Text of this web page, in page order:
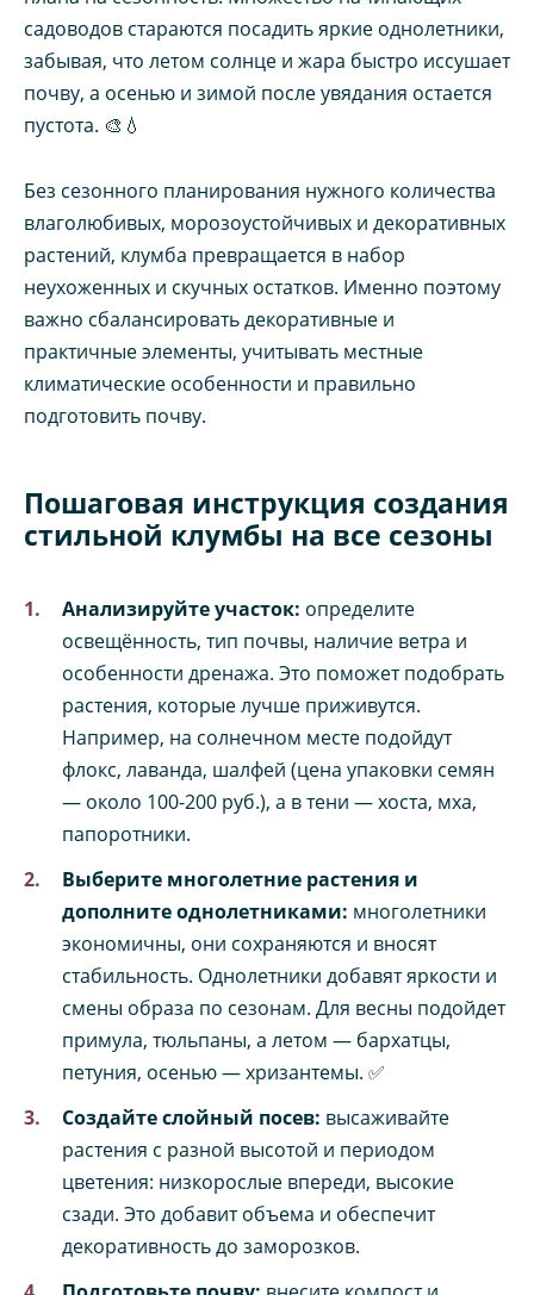
садоводов стараются посадить яркие однолетники,
забывая, что летом солнце и жара быстро иссушает
почву, а осенью и зимой после увядания остается
пустота. 🎨💧
Без сезонного планирования нужного количества
влаголюбивых, морозоустойчивых и декоративных
растений, клумба превращается в набор
неухоженных и скучных остатков. Именно поэтому
важно сбалансировать декоративные и
практичные элементы, учитывать местные
климатические особенности и правильно
подготовить почву.
Пошаговая инструкция создания
стильной клумбы на все сезоны
Анализируйте участок: определите
освещённость, тип почвы, наличие ветра и
особенности дренажа. Это поможет подобрать
растения, которые лучше приживутся.
Например, на солнечном месте подойдут
флокс, лаванда, шалфей (цена упаковки семян
— около 100-200 руб.), а в тени — хоста, мха,
папоротники.
Выберите многолетние растения и
дополните однолетниками: многолетники
экономичны, они сохраняются и вносят
стабильность. Однолетники добавят яркости и
смены образа по сезонам. Для весны подойдет
примула, тюльпаны, а летом — бархатцы,
петуния, осенью — хризантемы. ✅
Создайте слойный посев: высаживайте
растения с разной высотой и периодом
цветения: низкорослые впереди, высокие
сзади. Это добавит объема и обеспечит
декоративность до заморозков.